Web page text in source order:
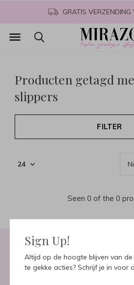
Sign Up!
Altijd op de hoogte blijven van
te gekke acties? Schrijf je in voor
GRATIS
Producten getagd
slippers
FILTER
Seen 0 of the 0
Meld je aan